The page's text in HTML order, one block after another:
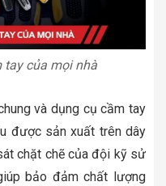
tay của mọi nhà
và dụng cụ cầm tay
được sản xuất trên dây
chặt chẽ của đội kỹ sử
bảo đảm chất lượng